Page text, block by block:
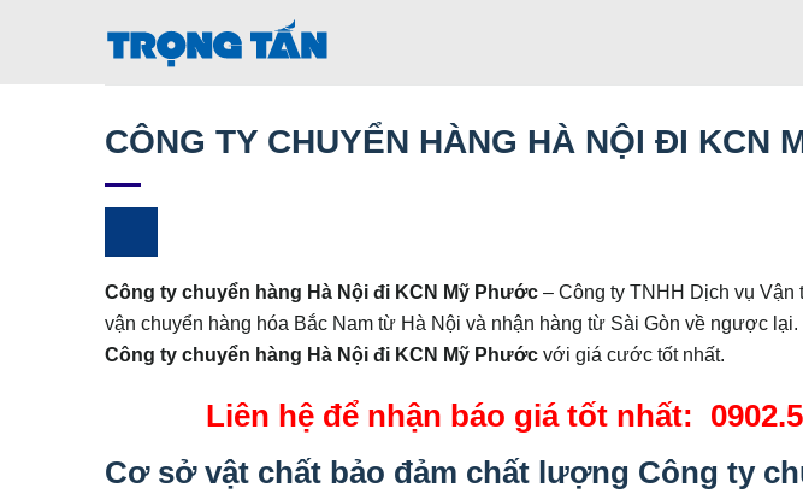
CÔNG TY CHUYỂN HÀNG HÀ NỘI ĐI KCN
Công ty chuyển hàng Hà Nội đi KCN Mỹ Phước – Công ty TNHH Dịch vụ Vận
vận chuyển hàng hóa Bắc Nam từ Hà Nội và nhận hàng từ Sài Gòn về ngược
Công ty chuyển hàng Hà Nội đi KCN Mỹ Phước với giá cước tốt nhất.
Liên hệ để nhận báo giá tốt nhất:
Cơ sở vật chất bảo đảm chất lượng Công ty